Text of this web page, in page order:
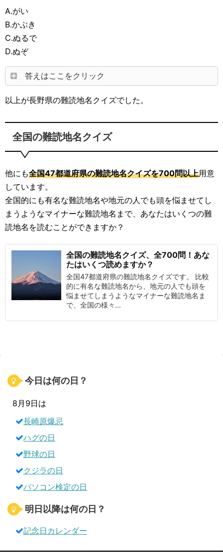
A.がい
B.かぶき
C.ぬるで
D.ぬぞ
答えはここをクリック
以上が長野県の難読地名クイズでした。
全国の難読地名クイズ
他にも全国47都道府県の難読地名クイズを700問以上用意
しています。
全国的にも有名な難読地名や地元の人でも頭を悩ませてし
まうようなマイナーな難読地名まで、あなたはいくつの難
読地名を読むことができますか？
全国の難読地名クイズ、全700問！あな
たはいくつ読めますか？
全国47都道府県の難読地名クイズです。 比較
的に有名な難読地名から、地元の人でも頭を
悩ませてしまうようなマイナーな難読地名ま
で、全国の様々...
今日は何の日？
8月9日は
長崎原爆忌
ハグの日
野球の日
クジラの日
パソコン検定の日
明日以降は何の日？
記念日カレンダー